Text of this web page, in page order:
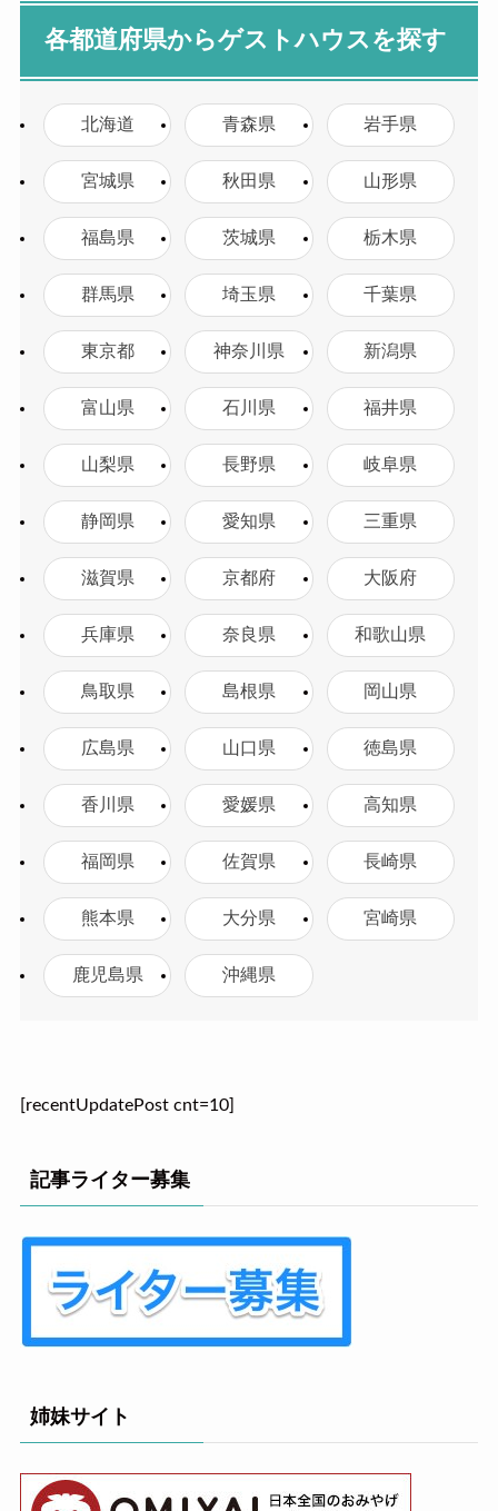
各都道府県からゲストハウスを探す
北海道 青森県 岩手県
宮城県 秋田県 山形県
福島県 茨城県 栃木県
群馬県 埼玉県 千葉県
東京都 神奈川県 新潟県
富山県 石川県 福井県
山梨県 長野県 岐阜県
静岡県 愛知県 三重県
滋賀県 京都府 大阪府
兵庫県 奈良県 和歌山県
鳥取県 島根県 岡山県
広島県 山口県 徳島県
香川県 愛媛県 高知県
福岡県 佐賀県 長崎県
熊本県 大分県 宮崎県
鹿児島県 沖縄県
[recentUpdatePost cnt=10]
記事ライター募集
姉妹サイト